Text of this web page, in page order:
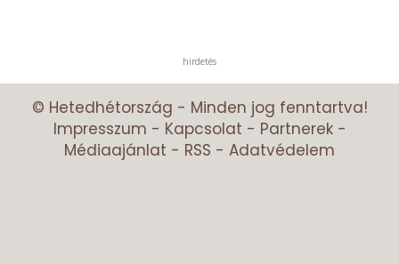
hirdetés
© Hetedhétország - Minden jog fenntartva!
Impresszum - Kapcsolat - Partnerek-
Médiaajánlat - RSS - Adatvédelem